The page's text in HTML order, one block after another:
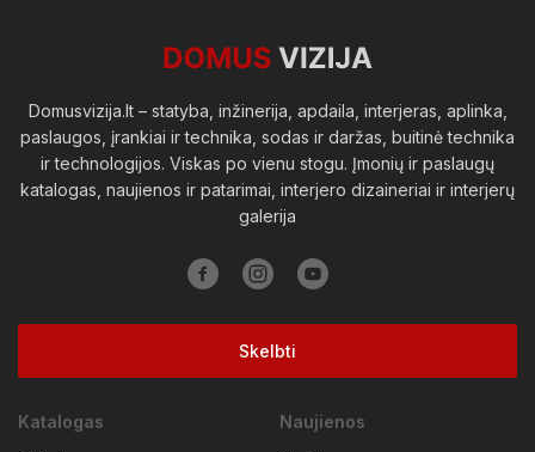
Domusvizija.lt – statyba, inžinerija, apdaila, interjeras, aplinka,
paslaugos, įrankiai ir technika, sodas ir daržas, buitinė technika
ir technologijos. Viskas po vienu stogu. Įmonių ir paslaugų
katalogas, naujienos ir patarimai, interjero dizaineriai ir interjerų
galerija
Skelbti
Katalogas Naujienos